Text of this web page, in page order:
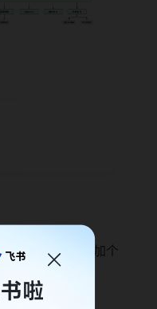
如果有，那就加个